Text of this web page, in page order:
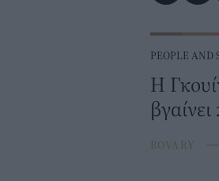
PEOPLE AND
Η
BOVARY